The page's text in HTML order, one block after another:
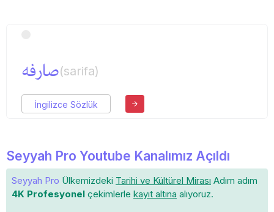
صارفه(sarifa)
İngilizce Sözlük
Seyyah Pro Youtube Kanalımız Açıldı
Seyyah Pro Ülkemizdeki Tarihi ve Kültürel Mirası Adım adım
4K Profesyonel çekimlerle kayıt altına alıyoruz.